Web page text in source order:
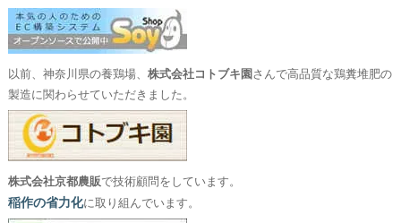
以前、神奈川県の養鶏場、 株式会社コトブキ園 さんで高品質な鶏糞堆肥の
製造に関わらせていただきました。
株式会社京都農販で技術顧問をしています。
稲作の省力化に取り組んでいます。